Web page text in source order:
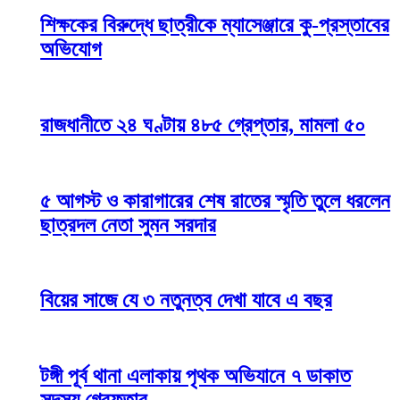
শিক্ষকের বিরুদ্ধে ছাত্রীকে ম্যাসেঞ্জারে কু-প্রস্তাবের
অভিযোগ
রাজধানীতে ২৪ ঘণ্টায় ৪৮৫ গ্রেপ্তার, মামলা ৫০
৫ আগস্ট ও কারাগারের শেষ রাতের স্মৃতি তুলে ধরলেন
ছাত্রদল নেতা সুমন সরদার
বিয়ের সাজে যে ৩ নতুনত্ব দেখা যাবে এ বছর
টঙ্গী পূর্ব থানা এলাকায় পৃথক অভিযানে ৭ ডাকাত